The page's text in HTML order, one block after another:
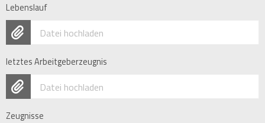
Lebenslauf
Datei hochladen
letztes Arbeitgeberzeugnis
Datei hochladen
Zeugnisse